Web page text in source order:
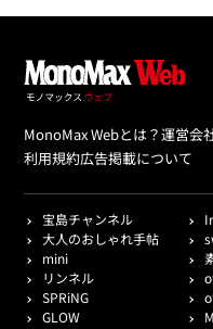
MonoMax Webとは？運営会
利用規約広告掲載について
宝島チャンネル
大人のおしゃれ手帖
mini
リンネル
SPRiNG
GLOW